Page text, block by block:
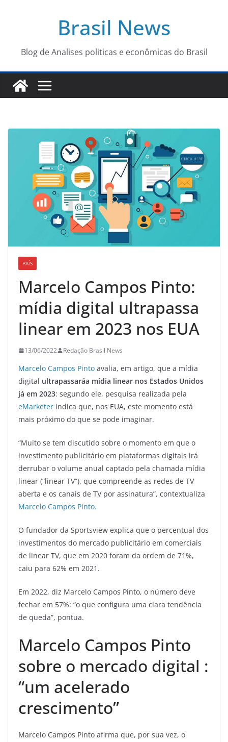
conteúdo
Brasil News
Blog de Analises politicas e econômicas do Brasil
PAÍS
Marcelo Campos Pinto:
mídia digital ultrapassa
linear em 2023 nos EUA
13/06/2022 Redação Brasil News
Marcelo Campos Pinto avalia, em artigo, que a mídia
digital ultrapassaráa mídia linear nos Estados Unidos
já em 2023: segundo ele, pesquisa realizada pela
eMarketer indica que, nos EUA, este momento está
mais próximo do que se pode imaginar.
“Muito se tem discutido sobre o momento em que o
investimento publicitário em plataformas digitais irá
derrubar o volume anual captado pela chamada mídia
linear (“linear TV”), que compreende as redes de TV
aberta e os canais de TV por assinatura”, contextualiza
Marcelo Campos Pinto.
O fundador da Sportsview explica que o percentual dos
investimentos do mercado publicitário em comerciais
de linear TV, que em 2020 foram da ordem de 71%,
caiu para 62% em 2021.
Em 2022, diz Marcelo Campos Pinto, o número deve
fechar em 57%: “o que configura uma clara tendência
de queda”, pontua.
Marcelo Campos Pinto
sobre o mercado digital :
“um acelerado
crescimento”
Marcelo Campos Pinto afirma que, por sua vez, o